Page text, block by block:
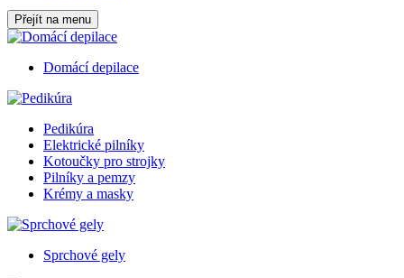
Přejít na menu
Domácí depilace
Pedikúra
Elektrické pilníky
Kotoučky pro strojky
Pilníky a pemzy
Krémy a masky
Sprchové gely